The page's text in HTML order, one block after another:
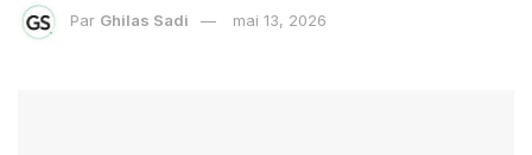
Par Ghilas Sadi mai 13, 2026